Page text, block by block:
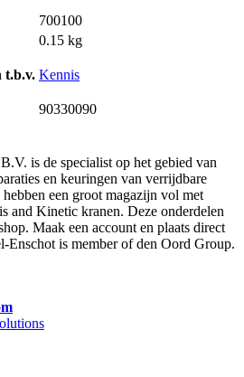
700100
0.15 kg
t.b.v. Kennis
90330090
is de specialist op het gebied van
en keuringen van verrijdbare
een groot magazijn vol met
and Kinetic kranen. Deze onderdelen
Maak een account en plaats direct
Enschot is member of den Oord Group.